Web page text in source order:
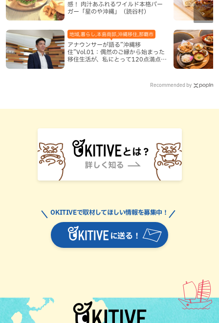
感！ 肉汁あふれるワイルド本格バー
ガー「星のや沖縄」（読谷村）
アナウンサーが語る”沖縄移
住”Vol.01：偶然のご縁から始まった
移住生活が、私にとって120点満点に
地域,暮らし,本島南部,沖縄移住,那覇市
Recommended by
に送る！
OKITIVEで取材してほしい情報を募集中！